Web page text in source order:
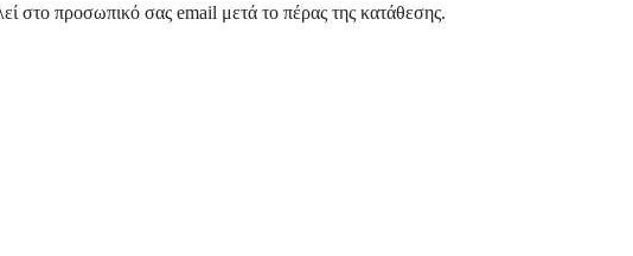
στο προσωπικό σας email μετά το πέρας της κατάθεσης.